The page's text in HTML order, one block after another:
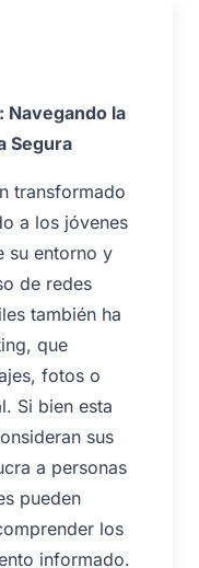
Navegando la
Segura
transformado
a los jóvenes
su entorno y
de redes
también ha
que
fotos o
Si bien esta
sus
a personas
pueden
los
informado.